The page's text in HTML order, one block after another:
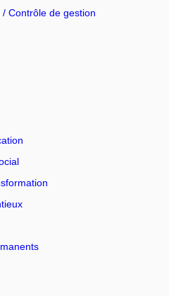
Contrôle de gestion